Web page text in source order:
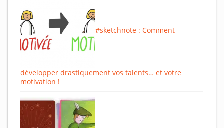
#sketchnote : Comment
développer drastiquement vos talents… et votre
motivation !